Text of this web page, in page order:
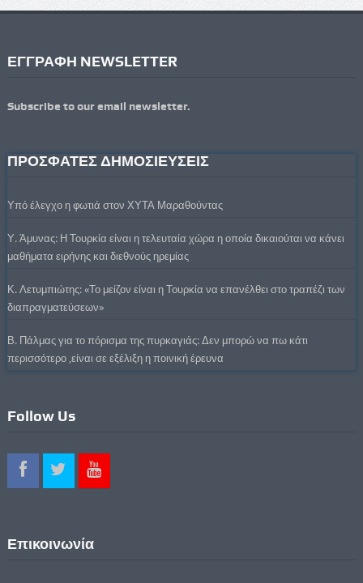
ΕΓΓΡΑΦΗ NEWSLETTER
Subscribe to our email newsletter.
ΠΡΟΣΦΑΤΕΣ ΔΗΜΟΣΙΕΥΣΕΙΣ
Υπό έλεγχο η φωτιά στον ΧΥΤΑ Μαραθούντας
Υ. Άμυνας: Η Τουρκία είναι η τελευταία χώρα η οποία δικαιούται να κάνει
μαθήματα ειρήνης και διεθνούς ηρεμίας
Κ. Λετυμπιώτης: «Το μείζον είναι η Τουρκία να επανέλθει στο τραπέζι των
διαπραγματεύσεων»
Β. Πάλμας για το πόρισμα της πυρκαγιάς: Δεν μπορώ να πω κάτι
περισσότερο ,είναι σε εξέλιξη η ποινική έρευνα
Follow Us
Επικοινωνία